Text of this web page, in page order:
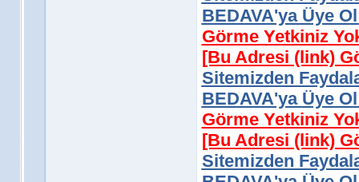
BEDAVA'ya Üye
Görme Yetkiniz
[Bu Adresi (link)
Sitemizden
BEDAVA'ya Üye
Görme Yetkiniz
[Bu Adresi (link)
Sitemizden